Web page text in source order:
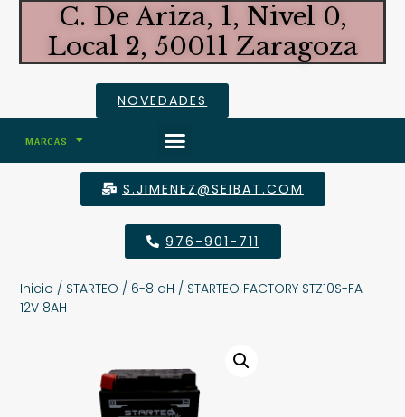
C. De Ariza, 1, Nivel 0,
Local 2, 50011 Zaragoza
NOVEDADES
MARCAS
S.JIMENEZ@SEIBAT.COM
976-901-711
Inicio / STARTEO / 6-8 aH / STARTEO FACTORY STZ10S-FA
12V 8AH